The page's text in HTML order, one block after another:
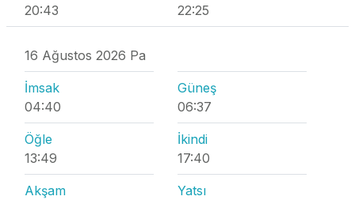
20:43
22:25
16 Ağustos 2026 Pa
İmsak
04:40
Güneş
06:37
Öğle
13:49
İkindi
17:40
Akşam
Yatsı